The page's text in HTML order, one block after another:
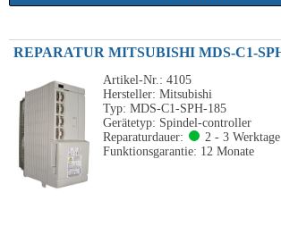
Artikel-Nr.: 4105
Hersteller: Mitsubishi
Typ: MDS-C1-SPH-185
Gerätetyp: Spindel-controller
Reparaturdauer:
2 - 3 Werktage
Funktionsgarantie: 12 Monate